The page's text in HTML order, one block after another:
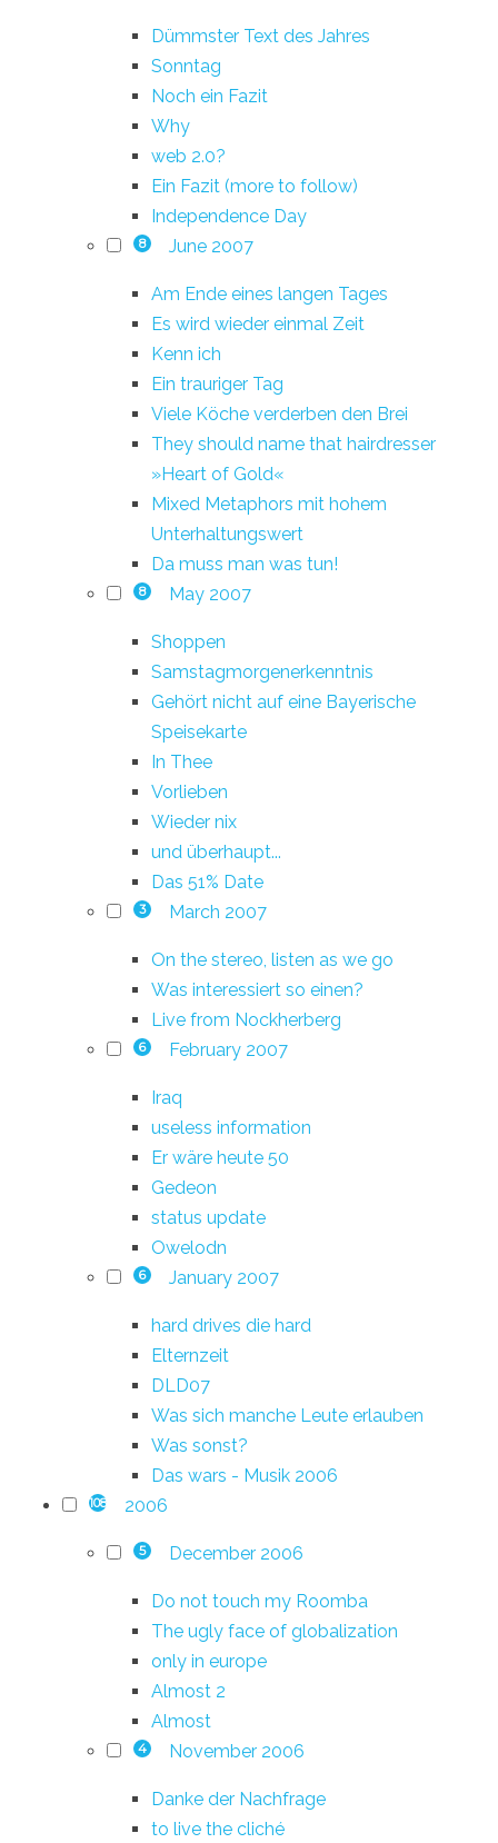
Dümmster Text des Jahres
Sonntag
Noch ein Fazit
Why
web 2.0?
Ein Fazit (more to follow)
Independence Day
8 June 2007
Am Ende eines langen Tages
Es wird wieder einmal Zeit
Kenn ich
Ein trauriger Tag
Viele Köche verderben den Brei
They should name that hairdresser
»Heart of Gold«
Mixed Metaphors mit hohem
Unterhaltungswert
Da muss man was tun!
8 May 2007
Shoppen
Samstagmorgenerkenntnis
Gehört nicht auf eine Bayerische
Speisekarte
In Thee
Vorlieben
Wieder nix
und überhaupt...
Das 51% Date
3 March 2007
On the stereo, listen as we go
Was interessiert so einen?
Live from Nockherberg
6 February 2007
Iraq
useless information
Er wäre heute 50
Gedeon
status update
Owelodn
6 January 2007
hard drives die hard
Elternzeit
DLD07
Was sich manche Leute erlauben
Was sonst?
Das wars - Musik 2006
108 2006
5 December 2006
Do not touch my Roomba
The ugly face of globalization
only in europe
Almost 2
Almost
4 November 2006
Danke der Nachfrage
to live the cliché